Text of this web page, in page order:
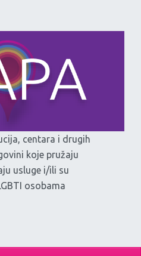
centara i drugih
koje pružaju
usluge i/ili su
osobama